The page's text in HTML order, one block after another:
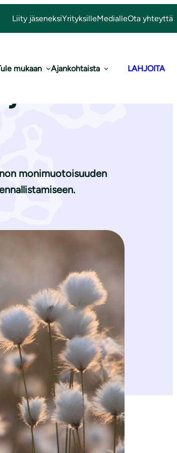
Liity jäseneksiYrityksilleMedialleOta yhteyttä
mukaan Ajankohtaista LAHJOITA
monimuotoisuuden
ja hyvinvoiva talous.
työn lisäksi